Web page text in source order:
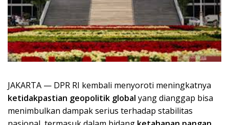
JAKARTA — DPR RI kembali menyoroti meningkatnya
ketidakpastian geopolitik global yang dianggap bisa
menimbulkan dampak serius terhadap stabilitas